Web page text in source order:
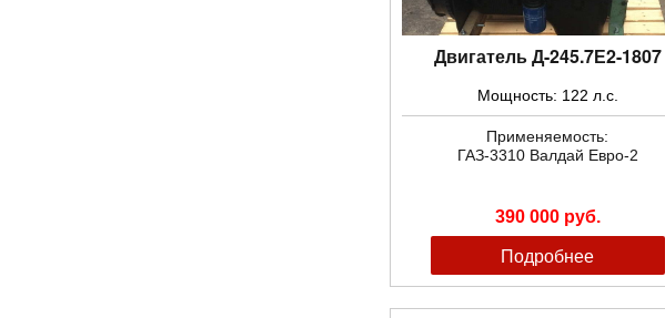
Двигатель Д-245.7Е2-1807
Мощность: 122 л.с.
Применяемость:
ГАЗ-3310 Валдай Евро-2
390 000 руб.
Подробнее